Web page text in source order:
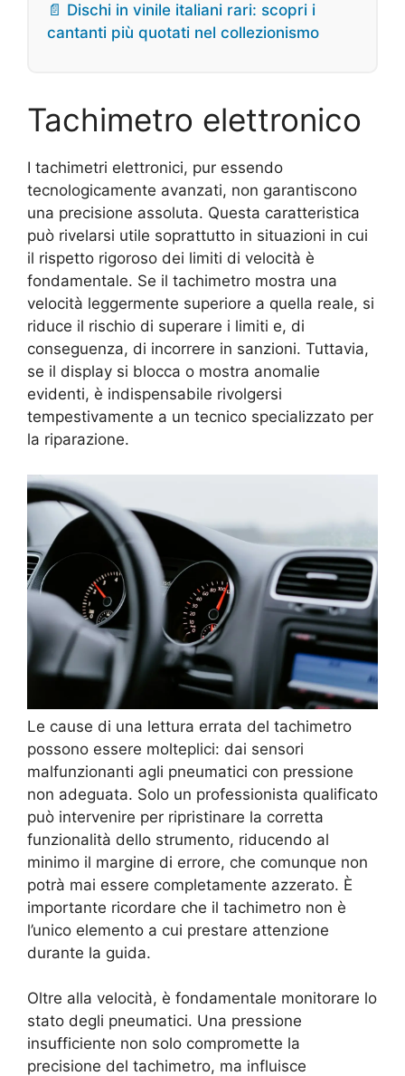
📄 Dischi in vinile italiani rari: scopri i
cantanti più quotati nel collezionismo
Tachimetro elettronico
I tachimetri elettronici, pur essendo
tecnologicamente avanzati, non garantiscono
una precisione assoluta. Questa caratteristica
può rivelarsi utile soprattutto in situazioni in cui
il rispetto rigoroso dei limiti di velocità è
fondamentale. Se il tachimetro mostra una
velocità leggermente superiore a quella reale, si
riduce il rischio di superare i limiti e, di
conseguenza, di incorrere in sanzioni. Tuttavia,
se il display si blocca o mostra anomalie
evidenti, è indispensabile rivolgersi
tempestivamente a un tecnico specializzato per
la riparazione.
Le cause di una lettura errata del tachimetro
possono essere molteplici: dai sensori
malfunzionanti agli pneumatici con pressione
non adeguata. Solo un professionista qualificato
può intervenire per ripristinare la corretta
funzionalità dello strumento, riducendo al
minimo il margine di errore, che comunque non
potrà mai essere completamente azzerato. È
importante ricordare che il tachimetro non è
l’unico elemento a cui prestare attenzione
durante la guida.
Oltre alla velocità, è fondamentale monitorare lo
stato degli pneumatici. Una pressione
insufficiente non solo compromette la
precisione del tachimetro, ma influisce